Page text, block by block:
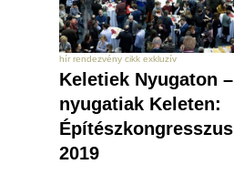
hír rendezvény cikk exkluzív
Keletiek Nyugaton –
nyugatiak Keleten:
Építészkongresszus
2019